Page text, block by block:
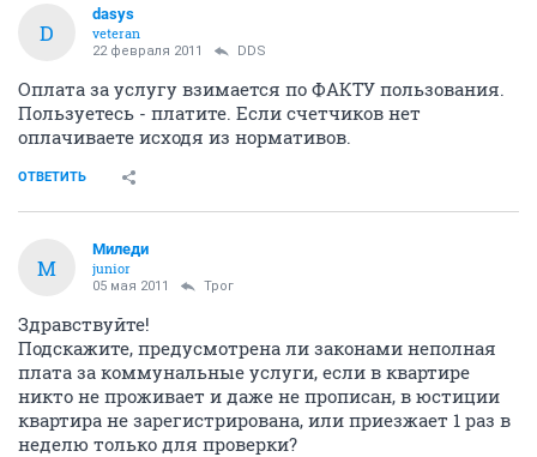
D
dasys
veteran
22 февраля 2011 DDS
Оплата за услугу взимается по ФАКТУ пользования.
Пользуетесь - платите. Если счетчиков нет
оплачиваете исходя из нормативов.
ОТВЕТИТЬ
М
Миледи
junior
05 мая 2011 Трог
Здравствуйте!
Подскажите, предусмотрена ли законами неполная
плата за коммунальные услуги, если в квартире
никто не проживает и даже не прописан, в юстиции
квартира не зарегистрирована, или приезжает 1 раз в
неделю только для проверки?